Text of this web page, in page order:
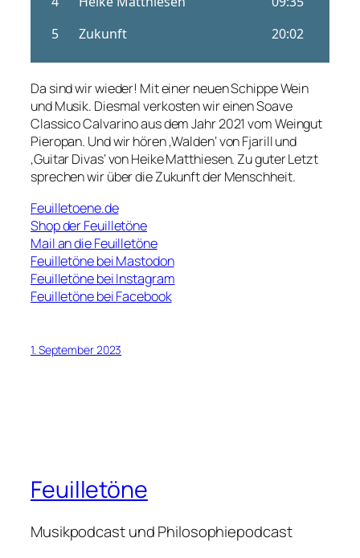
Da sind wir wieder! Mit einer neuen Schippe Wein
und Musik. Diesmal verkosten wir einen Soave
Classico Calvarino aus dem Jahr 2021 vom Weingut
Pieropan. Und wir hören ‚Walden‘ von Fjarill und
‚Guitar Divas‘ von Heike Matthiesen. Zu guter Letzt
sprechen wir über die Zukunft der Menschheit.
Feuilletoene.de
Shop der Feuilletöne
Mail an die Feuilletöne
Feuilletöne bei Mastodon
Feuilletöne bei Instagram
Feuilletöne bei Facebook
1. September 2023
Feuilletöne
Musikpodcast und Philosophiepodcast